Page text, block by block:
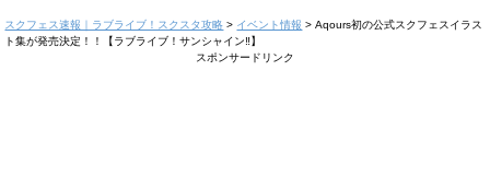
スクフェス速報｜ラブライブ！スクスタ攻略 > イベント情報 >Aqours初の公式スクフェスイラス
ト集が発売決定！！【ラブライブ！サンシャイン‼︎】
スポンサードリンク